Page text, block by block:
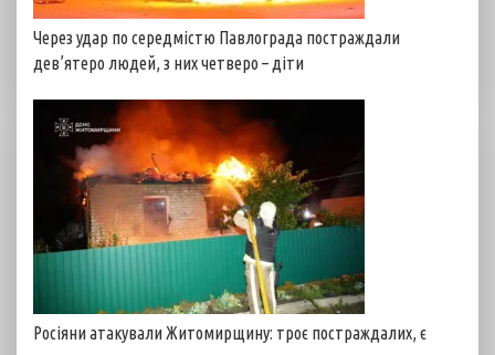
Через удар по середмістю Павлограда постраждали
дев’ятеро людей, з них четверо – діти
Росіяни атакували Житомирщину: троє постраждалих, є